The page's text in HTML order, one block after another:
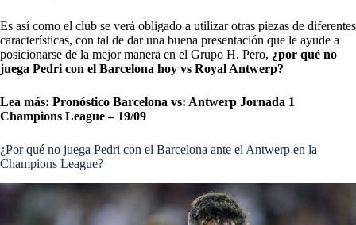
Es así como el club se verá obligado a utilizar otras piezas de diferentes
características, con tal de dar una buena presentación que le ayude a
posicionarse de la mejor manera en el Grupo H. Pero, ¿por qué no
juega Pedri con el Barcelona hoy vs Royal Antwerp?
Lea más: Pronóstico Barcelona vs: Antwerp Jornada 1
Champions League – 19/09
¿Por qué no juega Pedri con el Barcelona ante el Antwerp en la
Champions League?